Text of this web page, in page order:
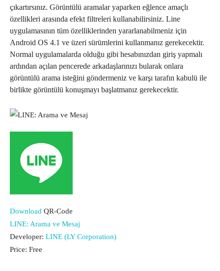
çıkartırsınız. Görüntülü aramalar yaparken eğlence amaçlı
özellikleri arasında efekt filtreleri kullanabilirsiniz. Line
uygulamasının tüm özelliklerinden yararlanabilmeniz için
Android OS 4.1 ve üzeri sürümlerini kullanmanız gerekecektir.
Normal uygulamalarda olduğu gibi hesabınızdan giriş yapmalı
ardından açılan pencerede arkadaşlarınızı bularak onlara
görüntülü arama isteğini göndermeniz ve karşı tarafın kabulü ile
birlikte görüntülü konuşmayı başlatmanız gerekecektir.
Download QR-Code
LINE: Arama ve Mesaj
Developer: LINE (LY Corporation)
Price: Free